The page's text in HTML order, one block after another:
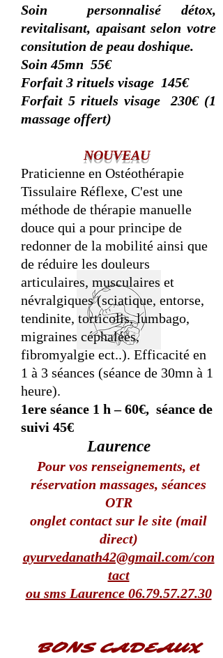
Soin personnalisé détox,
revitalisant, apaisant selon votre
consitution de peau doshique.
Soin 45mn 55€
Forfait 3 rituels visage 145€
Forfait 5 rituels visage 230€ (1
massage offert)
NOUVEAU
Praticienne en Ostéothérapie
Tissulaire Réflexe, C'est une
méthode de thérapie manuelle
douce qui a pour principe de
redonner de la mobilité ainsi que
de réduire les douleurs
articulaires, musculaires et
névralgiques (sciatique, entorse,
tendinite, torticolis, lumbago,
migraines céphalées,
fibromyalgie ect..). Efficacité en
1 à 3 séances (séance de 30mn à 1
heure).
1ere séance 1 h – 60€, séance de
suivi 45€
Laurence
Pour vos renseignements, et
réservation massages, séances
OTR
onglet contact sur le site (mail
direct)
ayurvedanath42@gmail.com/con
tact
ou sms Laurence 06.79.57.27.30
BONS CADEAUX